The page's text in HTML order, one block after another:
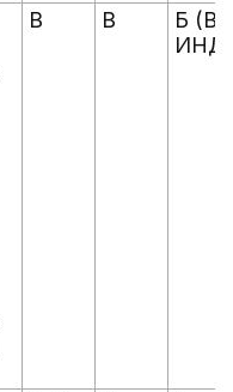
В В
Б (В -
ИНД)